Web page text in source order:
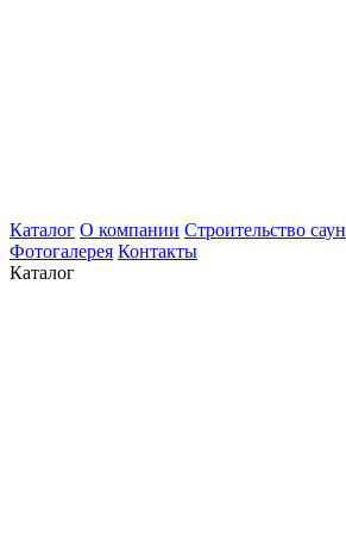
Каталог О компании Строительство саун
Фотогалерея Контакты
Каталог